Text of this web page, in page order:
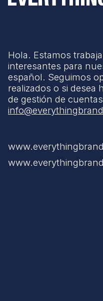
Hola. Estamos
interesantes para
español. Seguimos
realizados o si desea
de gestión de